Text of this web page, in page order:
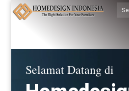
Selamat Datang di